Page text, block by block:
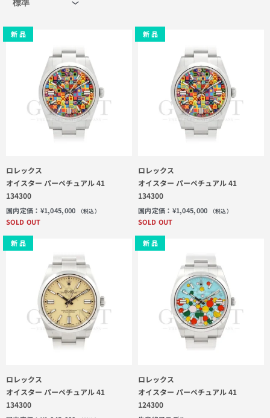
新 品
ロレックス
オイスター パーペチュアル 41
134300
国内定価： ¥1,045,000 （税込）
SOLD OUT
新 品
ロレックス
オイスター パーペチュアル 41
134300
国内定価： ¥1,045,000 （税込）
SOLD OUT
新 品
ロレックス
オイスター パーペチュアル 41
134300
新 品
ロレックス
オイスター パーペチュアル 41
124300